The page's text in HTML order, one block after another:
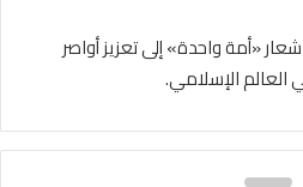
«أمة واحدة» إلى تعزيز أواصر
العالم الإسلامي.